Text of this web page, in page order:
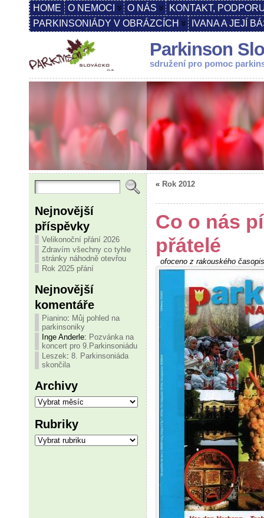
HOME O NEMOCI O NÁS
KONTAKT,
PARKINSONIÁDY V OBRÁZCÍCH
IVANA A JEJÍ
Parkinson
sdružení pro pomoc
Nejnovější
příspěvky
Velikonoční přání 2026
Zdravím všechny co tyhle
stránky náhodně otevřou
Rok 2025 přání
Nejnovější
komentáře
Pianino: Můj pohled na
parkinsoniky
Inge Anderle: Pozvánka na
koncert pro 9.Parkinsoniádu
Leszek: 8. Parkinsoniáda
skončila
Archivy
Archivy
Rubriky
Rubriky
« Rok 2012
Co o nás
přátelé
ofoceno z rakouského